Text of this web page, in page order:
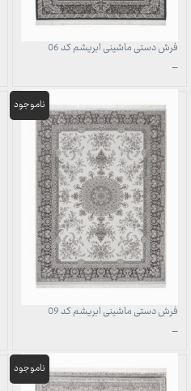
فرش دستی ماشینی ابریشم کد 06
–محدوده
1,707,000 تومان
49,700,000 تومان
فرش دستی ماشینی ابریشم کد 09
–محدوده
1,707,000 تومان
49,700,000 تومان